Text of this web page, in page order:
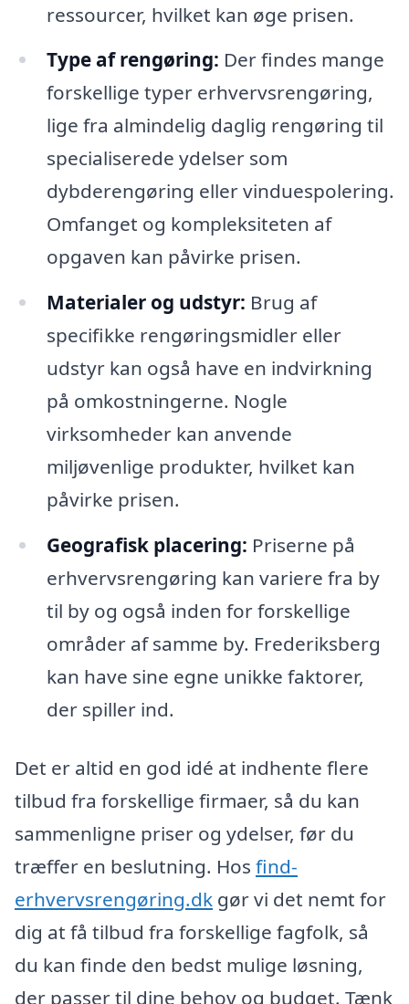
ressourcer, hvilket kan øge prisen.
Type af rengøring: Der findes mange
forskellige typer erhvervsrengøring,
lige fra almindelig daglig rengøring til
specialiserede ydelser som
dybderengøring eller vinduespolering.
Omfanget og kompleksiteten af
opgaven kan påvirke prisen.
Materialer og udstyr: Brug af
specifikke rengøringsmidler eller
udstyr kan også have en indvirkning
på omkostningerne. Nogle
virksomheder kan anvende
miljøvenlige produkter, hvilket kan
påvirke prisen.
Geografisk placering: Priserne på
erhvervsrengøring kan variere fra by
til by og også inden for forskellige
områder af samme by. Frederiksberg
kan have sine egne unikke faktorer,
der spiller ind.
Det er altid en god idé at indhente flere
tilbud fra forskellige firmaer, så du kan
sammenligne priser og ydelser, før du
træffer en beslutning. Hos find-
erhvervsrengøring.dk gør vi det nemt for
dig at få tilbud fra forskellige fagfolk, så
du kan finde den bedst mulige løsning,
der passer til dine behov og budget. Tænk